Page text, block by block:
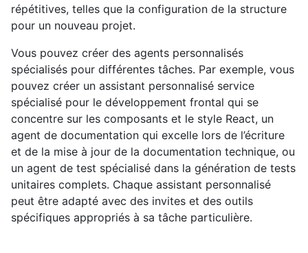
répétitives, telles que la configuration de la structure
pour un nouveau projet.
Vous pouvez créer des agents personnalisés
spécialisés pour différentes tâches. Par exemple, vous
pouvez créer un assistant personnalisé service
spécialisé pour le développement frontal qui se
concentre sur les composants et le style React, un
agent de documentation qui excelle lors de l’écriture
et de la mise à jour de la documentation technique, ou
un agent de test spécialisé dans la génération de tests
unitaires complets. Chaque assistant personnalisé
peut être adapté avec des invites et des outils
spécifiques appropriés à sa tâche particulière.